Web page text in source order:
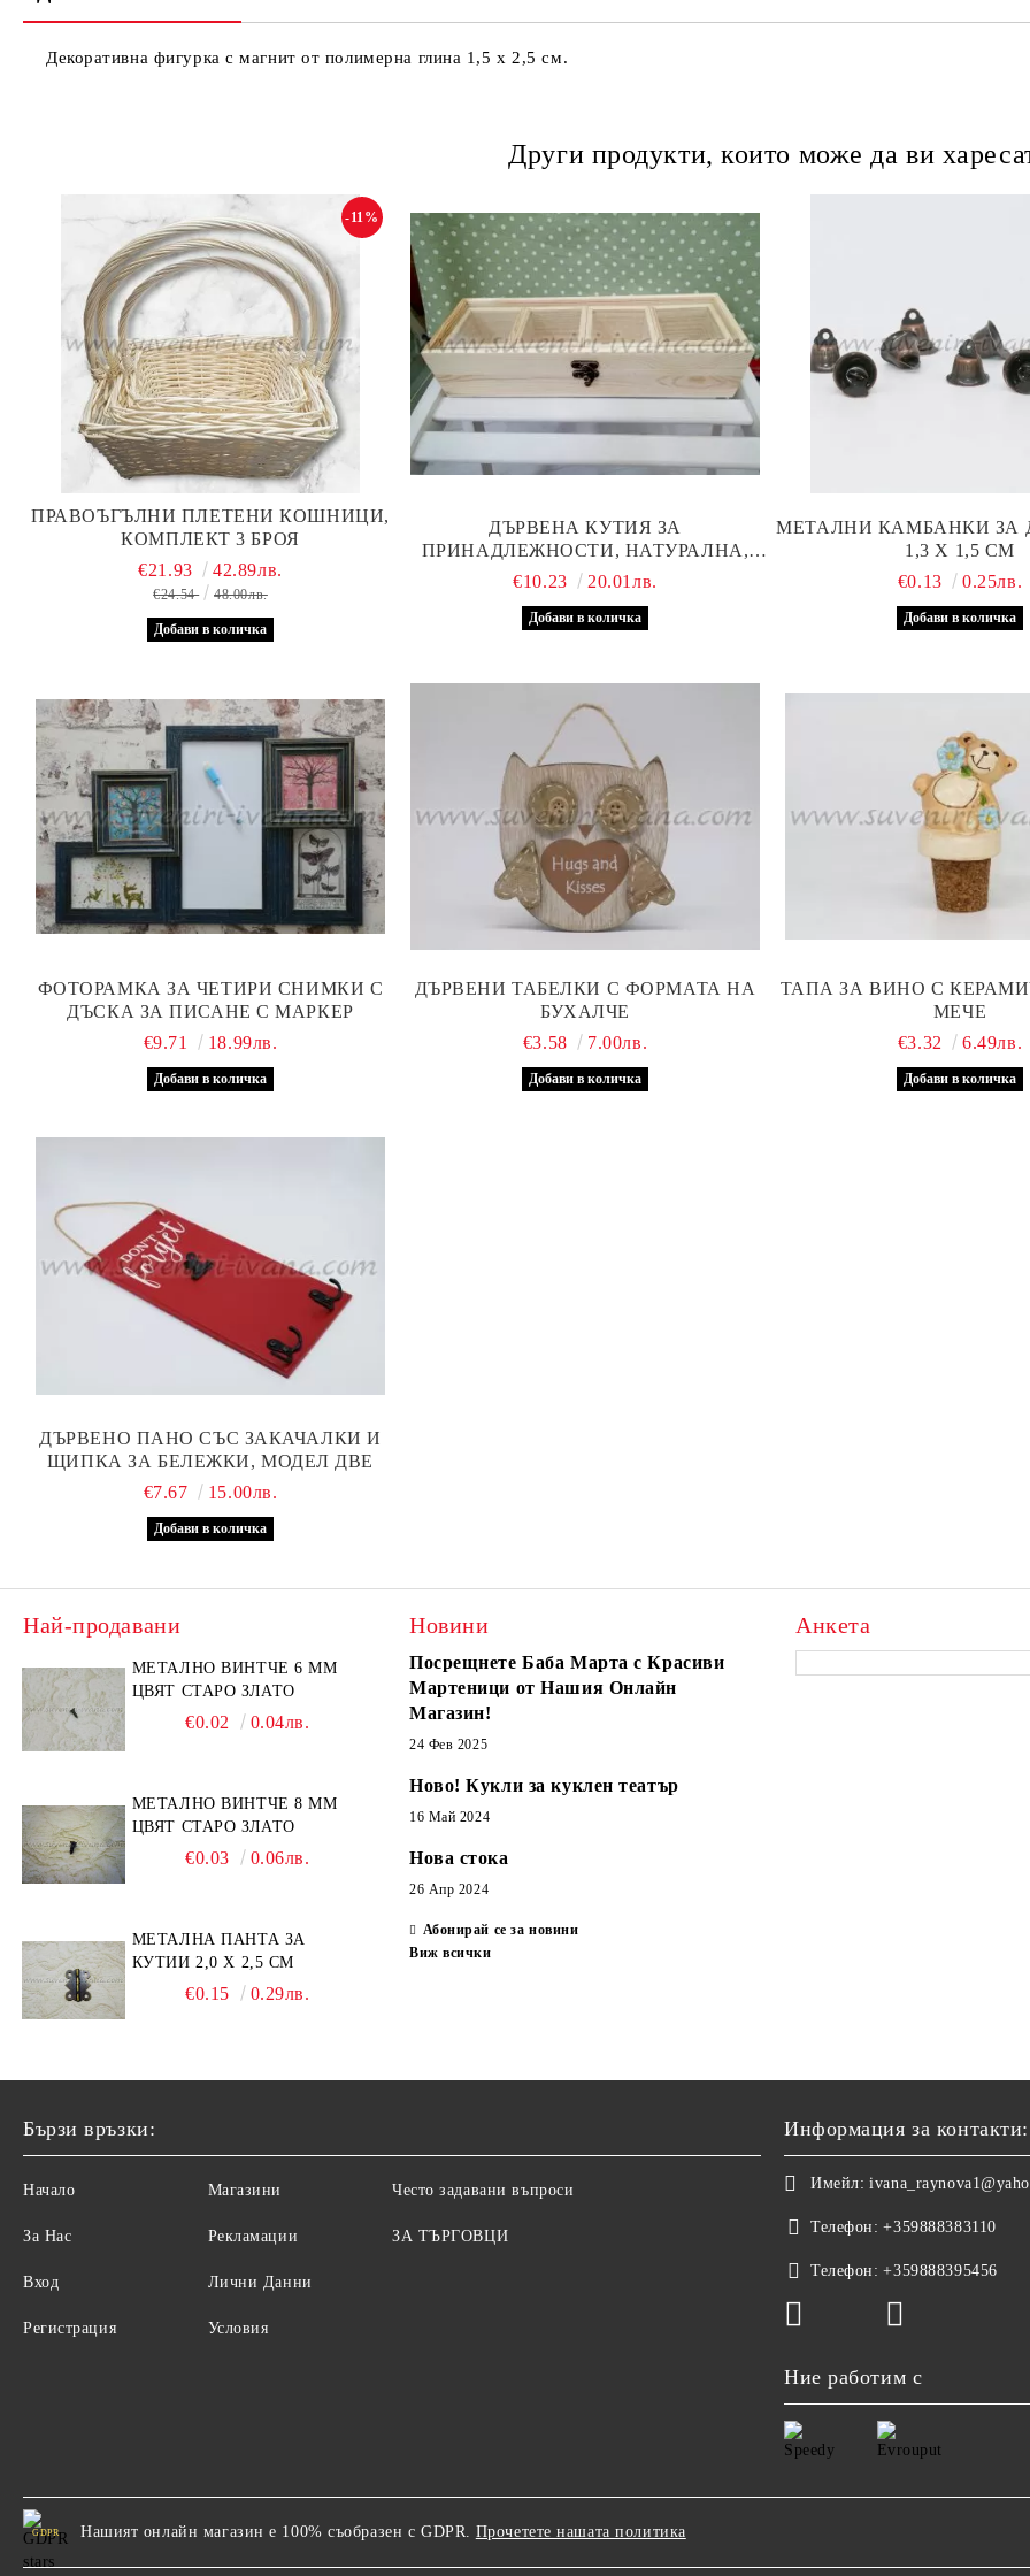
Декоративна фигурка с магнит от полимерна глина 1,5 х 2,5 см.
Други продукти, които може да ви
ПРАВОЪГЪЛНИ ПЛЕТЕНИ КОШНИЦИ,
КОМПЛЕКТ 3 БРОЯ
-11%
€21.93 42.89лв.
€24.54 48.00лв.
ДЪРВЕНА КУТИЯ ЗА
ПРИНАДЛЕЖНОСТИ, НАТУРАЛНА,
КОМПЛЕКТ 5 БРОЯ
€10.23 20.01лв.
МЕТАЛНИ КАМБАНКИ ЗА
1,3 Х 1,5 СМ
€0.13
0.25лв.
ФОТОРАМКА ЗА ЧЕТИРИ СНИМКИ С
ДЪСКА ЗА ПИСАНЕ С МАРКЕР
€9.71
18.99лв.
ДЪРВЕНИ ТАБЕЛКИ С ФОРМАТА НА
БУХАЛЧЕ
€3.58
7.00лв.
ТАПА ЗА ВИНО С
МЕЧЕ
€3.32
6.49лв.
ДЪРВЕНО ПАНО СЪС ЗАКАЧАЛКИ И
ЩИПКА ЗА БЕЛЕЖКИ, МОДЕЛ ДВЕ
€7.67
15.00лв.
Най-продавани
МЕТАЛНО ВИНТЧЕ 6 ММ
ЦВЯТ СТАРО ЗЛАТО
€0.02 0.04лв.
МЕТАЛНО ВИНТЧЕ 8 ММ
ЦВЯТ СТАРО ЗЛАТО
€0.03 0.06лв.
МЕТАЛНА ПАНТА ЗА
КУТИИ 2,0 Х 2,5 СМ
€0.15 0.29лв.
Новини
Посрещнете Баба Марта с Красиви
Мартеници от Нашия Онлайн
Магазин!
24 Фев 2025
Ново! Кукли за куклен театър
16 Май 2024
Нова стока
26 Апр 2024
Абонирай се за новини
Виж всички
Анкета
Бързи връзки:
Начало
За Нас
Вход
Регистрация
Магазини
Рекламации
Лични Данни
Условия
Често задавани въпроси
ЗА ТЪРГОВЦИ
Информация за контакти:
Имейл:
Телефон: +359888383110
Телефон: +359888395456
Ние работим с
GDPR Нашият онлайн магазин е 100% съобразен с GDPR. Прочетете нашата политика